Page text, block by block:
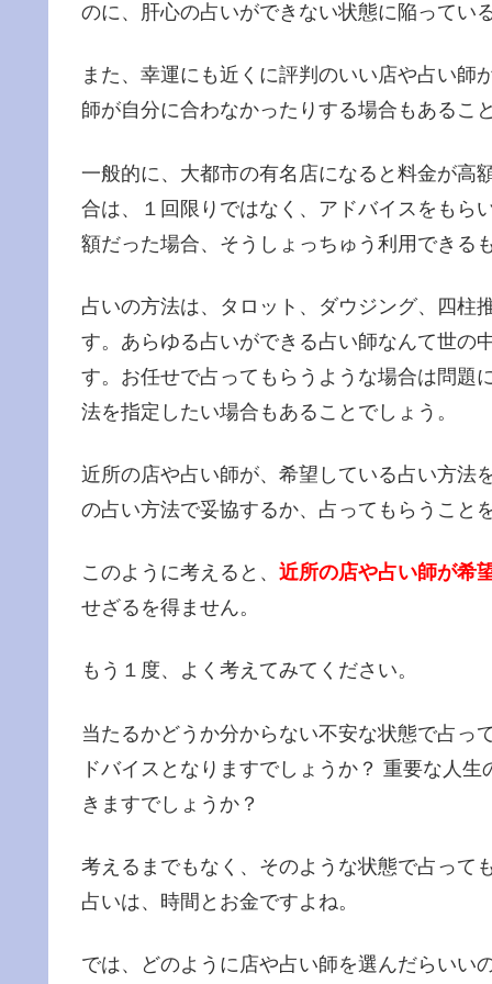
のに、肝心の占いができない状態に陥ってい
また、幸運にも近くに評判のいい店や占い師
師が自分に合わなかったりする場合もあるこ
一般的に、大都市の有名店になると料金が高
合は、１回限りではなく、アドバイスをもら
額だった場合、そうしょっちゅう利用できる
占いの方法は、タロット、ダウジング、四柱
す。あらゆる占いができる占い師なんて世の
す。お任せで占ってもらうような場合は問題
法を指定したい場合もあることでしょう。
近所の店や占い師が、希望している占い方法
の占い方法で妥協するか、占ってもらうこと
このように考えると、 近所の店や占い師が希
せざるを得ません。
もう１度、よく考えてみてください。
当たるかどうか分からない不安な状態で占っ
ドバイスとなりますでしょうか？ 重要な人
きますでしょうか？
考えるまでもなく、そのような状態で占って
占いは、時間とお金ですよね。
では、どのように店や占い師を選んだらいい